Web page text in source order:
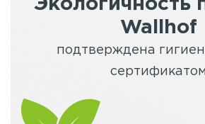
Экологичность
Wallhof
подтверждена
сертификатом